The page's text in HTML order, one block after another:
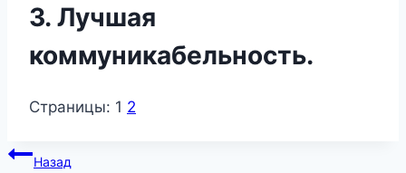
3. Лучшая
коммуникабельность.
Страницы: 1 2
Навигация
Назад